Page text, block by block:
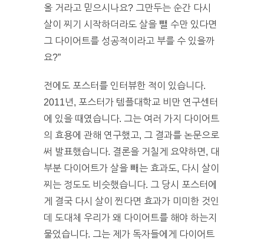
올 거라고 믿으시나요? 그만두는 순간 다시
살이 찌기 시작하더라도 살을 뺄 수만 있다면
그 다이어트를 성공적이라고 부를 수 있을까
요?”
전에도 포스터를 인터뷰한 적이 있습니다.
2011년, 포스터가 템플대학교 비만 연구센터
에 있을 때였습니다. 그는 여러 가지 다이어트
의 효용에 관해 연구했고, 그 결과를 논문으로
써 발표했습니다. 결론을 거칠게 요약하면, 대
부분 다이어트가 살을 빼는 효과도, 다시 살이
찌는 정도도 비슷했습니다. 그 당시 포스터에
게 결국 다시 살이 찐다면 효과가 미미한 것인
데 도대체 우리가 왜 다이어트를 해야 하는지
물었습니다. 그는 제가 독자들에게 다이어트